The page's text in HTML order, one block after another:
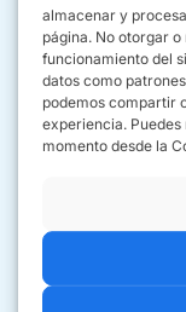
almacenar y
página. No otorgar
funcionamiento del
datos como
podemos compartir
experiencia.
momento desde la
limpiezas
empresa se
una opción ideal
Sevilla